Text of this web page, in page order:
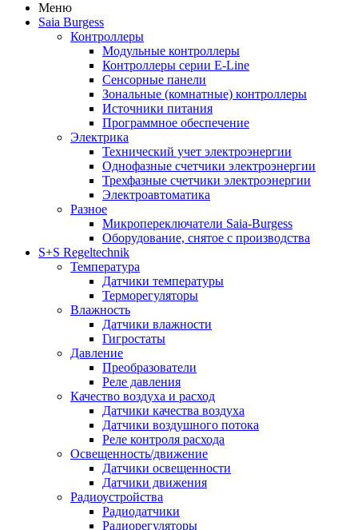
Меню
Saia Burgess
Контроллеры
Модульные контроллеры
Контроллеры серии E-Line
Сенсорные панели
Зональные (комнатные) контроллеры
Источники питания
Программное обеспечение
Электрика
Технический учет электроэнергии
Однофазные счетчики электроэнергии
Трехфазные счетчики электроэнергии
Электроавтоматика
Разное
Микропереключатели Saia-Burgess
Оборудование, снятое с производства
S+S Regeltechnik
Температура
Датчики температуры
Терморегуляторы
Влажность
Датчики влажности
Гигростаты
Давление
Преобразователи
Реле давления
Качество воздуха и расход
Датчики качества воздуха
Датчики воздушного потока
Реле контроля расхода
Освещенность/движение
Датчики освещенности
Датчики движения
Радиоустройства
Радиодатчики
Радиорегуляторы